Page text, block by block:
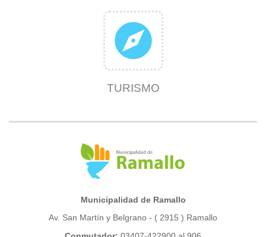
explore
TURISMO
Municipalidad de Ramallo
Av. San Martín y Belgrano - ( 2915 ) Ramallo